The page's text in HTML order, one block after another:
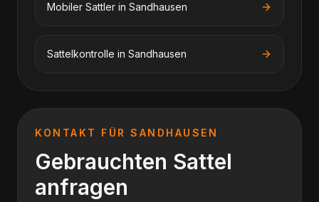
Mobiler Sattler in Sandhausen
Sattelkontrolle in Sandhausen
KONTAKT FÜRSANDHAUSEN
Gebrauchten Sattel
anfragen